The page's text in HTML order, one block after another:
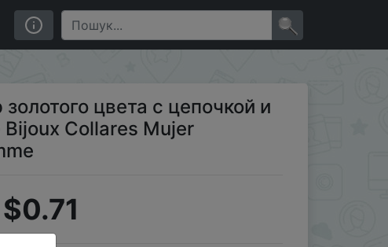
Collier Femme
цвета с цепочкой и
Bijoux Collares Mujer
$0.71